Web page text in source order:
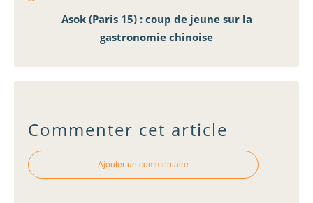
Asok (Paris 15) : coup de jeune sur la
gastronomie chinoise
Commenter cet article
Ajouter un commentaire